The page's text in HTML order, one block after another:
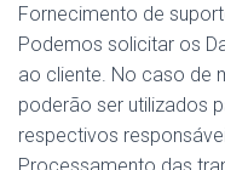
Fornecimento de
Podemos solicitar os
ao cliente. No caso de
poderão ser utilizados
respectivos